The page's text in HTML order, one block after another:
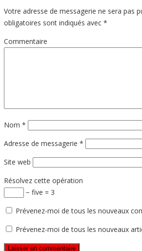
Votre adresse de messagerie ne sera pas
obligatoires sont indiqués avec *
Commentaire
Nom *
Adresse de messagerie *
Site web
Résolvez cette opération
− five = 3
Prévenez-moi de tous les nouveaux
Prévenez-moi de tous les nouveaux